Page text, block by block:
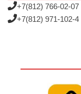
+7(812) 766-02-07
+7(812) 971-102-4